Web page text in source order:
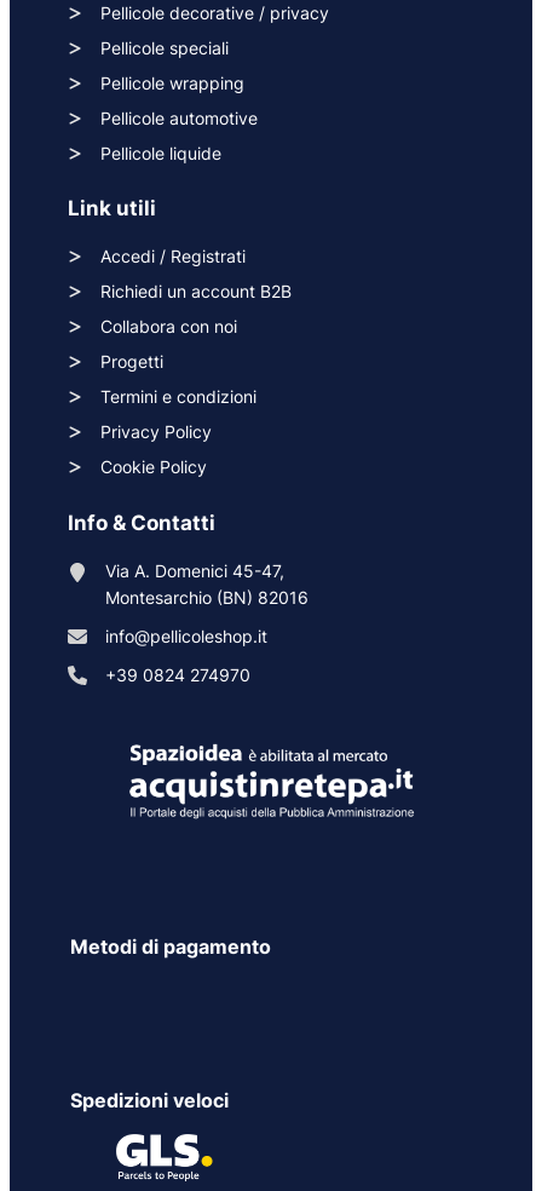
Pellicole decorative / privacy
Pellicole speciali
Pellicole wrapping
Pellicole automotive
Pellicole liquide
Link utili
Accedi / Registrati
Richiedi un account B2B
Collabora con noi
Progetti
Termini e condizioni
Privacy Policy
Cookie Policy
Info & Contatti
Via A. Domenici 45-47,
Montesarchio (BN) 82016
info@pellicoleshop.it
+39 0824 274970
Metodi di pagamento
Spedizioni veloci